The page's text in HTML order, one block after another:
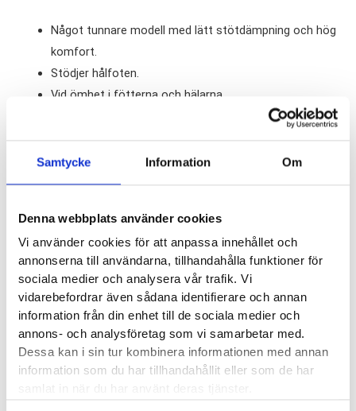
Samtycke Information Om
Denna webbplats använder cookies
Vi använder cookies för att anpassa innehållet och
annonserna till användarna, tillhandahålla funktioner för
sociala medier och analysera vår trafik. Vi
vidarebefordrar även sådana identifierare och annan
information från din enhet till de sociala medier och
annons- och analysföretag som vi samarbetar med.
Dessa kan i sin tur kombinera informationen med annan
information som du har tillhandahållit eller som de har
samlat in när du har använt deras tjänster.
Något tunnare modell med lätt stötdämpning och hög
komfort.
Stödjer hålfoten.
Vid ömhet i fötterna och hälarna.
Som med alla Aetrex inlägg så byts L600 mot dina
skors ordinarie sula.
Aetrex artikelnummer:L600M
Recensioner
Andra köpte också...